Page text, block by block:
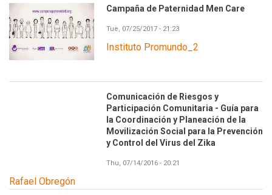
Campaña de Paternidad Men Care
Tue, 07/25/2017 - 21:23
Instituto Promundo_2
Comunicación de Riesgos y
Participación Comunitaria - Guía para
la Coordinación y Planeación de la
Movilización Social para la Prevención
y Control del Virus del Zika
Thu, 07/14/2016 - 20:21
Rafael Obregón